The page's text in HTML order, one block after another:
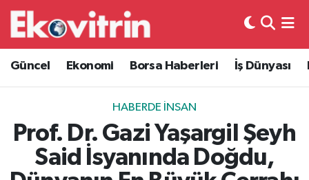
Güncel Ekonomi Borsa Haberleri İş Dünyası
HABERDE İNSAN
Prof. Dr. Gazi Yaşargil Şeyh
Said İsyanında Doğdu,
Güncel
Ekonomi
Borsa Haberleri
İş Dünyası
Hava Durumu
Trafik Durumu
Süper Lig Puan Durumu ve Fikstür
Tüm Manşetler